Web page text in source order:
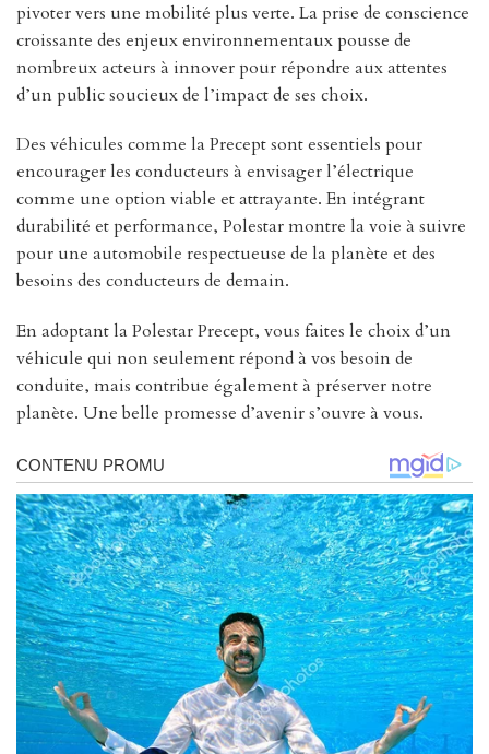
pivoter vers une mobilité plus verte. La prise de conscience
croissante des enjeux environnementaux pousse de
nombreux acteurs à innover pour répondre aux attentes
d’un public soucieux de l’impact de ses choix.
Des véhicules comme la Precept sont essentiels pour
encourager les conducteurs à envisager l’électrique
comme une option viable et attrayante. En intégrant
durabilité et performance, Polestar montre la voie à suivre
pour une automobile respectueuse de la planète et des
besoins des conducteurs de demain.
En adoptant la Polestar Precept, vous faites le choix d’un
véhicule qui non seulement répond à vos besoin de
conduite, mais contribue également à préserver notre
planète. Une belle promesse d’avenir s’ouvre à vous.